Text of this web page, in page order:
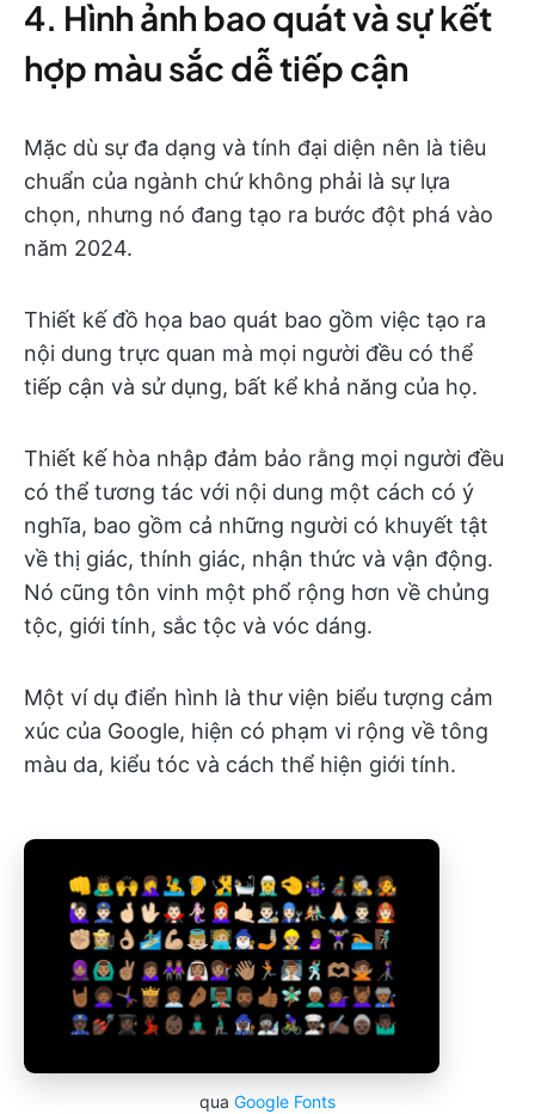
4. Hình ảnh bao quát và sự kết
hợp màu sắc dễ tiếp cận
Mặc dù sự đa dạng và tính đại diện nên là tiêu
chuẩn của ngành chứ không phải là sự lựa
chọn, nhưng nó đang tạo ra bước đột phá vào
năm 2024.
Thiết kế đồ họa bao quát bao gồm việc tạo ra
nội dung trực quan mà mọi người đều có thể
tiếp cận và sử dụng, bất kể khả năng của họ.
Thiết kế hòa nhập đảm bảo rằng mọi người đều
có thể tương tác với nội dung một cách có ý
nghĩa, bao gồm cả những người có khuyết tật
về thị giác, thính giác, nhận thức và vận động.
Nó cũng tôn vinh một phổ rộng hơn về chủng
tộc, giới tính, sắc tộc và vóc dáng.
Một ví dụ điển hình là thư viện biểu tượng cảm
xúc của Google, hiện có phạm vi rộng về tông
màu da, kiểu tóc và cách thể hiện giới tính.
qua Google Fonts